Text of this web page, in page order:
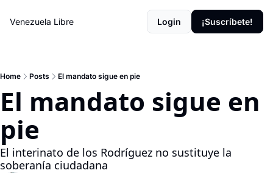
Venezuela Libre Login ¡Suscríbete!
Home Posts El mandato sigue en pie
El mandato sigue en
pie
El interinato de los Rodríguez no sustituye la
soberanía ciudadana